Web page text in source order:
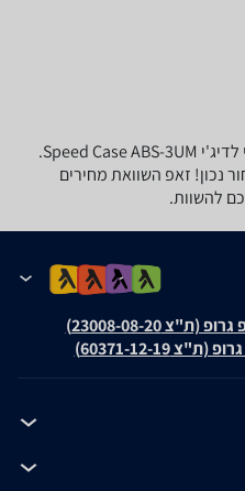
לפניכם מפרט טכני של ‏תיק מקצועי לדיג'י Speed Case ABS-3UM.
נכון! זאפ השוואת מחירים
להשוות.
23008-08-20)
60371-12-19)